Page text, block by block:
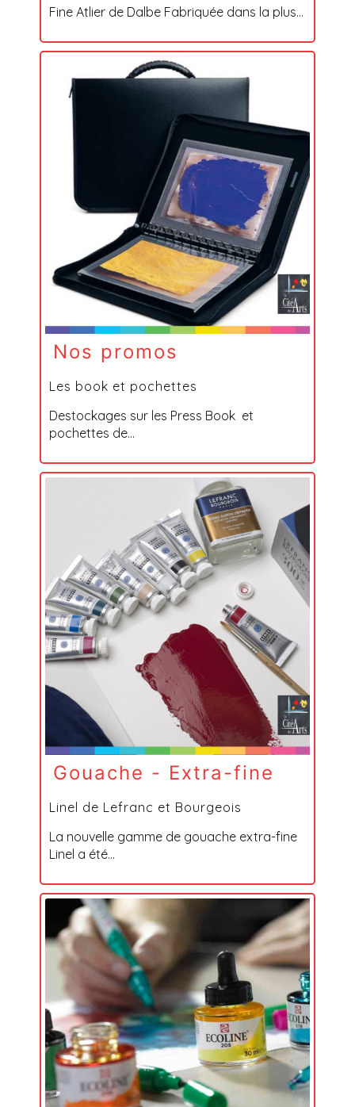
Fine Atlier de Dalbe Fabriquée dans la plus...
Nos promos
Les book et pochettes
Destockages sur les Press Book et
pochettes de...
Gouache - Extra-fine
Linel de Lefranc et Bourgeois
La nouvelle gamme de gouache extra-fine
Linel a été...